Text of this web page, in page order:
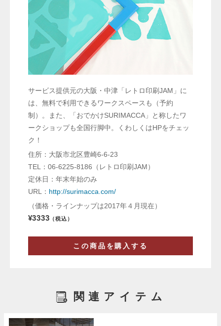
サービス提供元の大阪・中津「レトロ印刷JAM」に
は、無料で利用できるワークスペースも（予約
制）。また、「おでかけSURIMACCA」と称したワ
ークショップも全国行脚中。くわしくはHPをチェッ
ク！
住所：大阪市北区豊崎6-6-23
TEL：06-6225-8186（レトロ印刷JAM）
定休日：年末年始のみ
URL： http://surimacca.com/
（価格・ラインナップは2017年４月現在）
¥3333 （税込）
この商品を購入する
関連アイテム